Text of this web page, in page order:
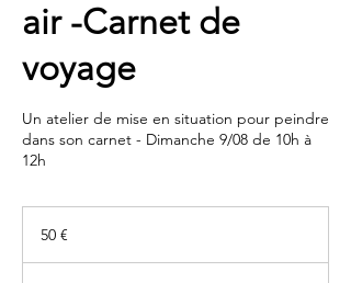
air -Carnet de
voyage
Un atelier de mise en situation pour peindre
dans son carnet - Dimanche 9/08 de 10h à
12h
50 €